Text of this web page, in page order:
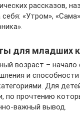
рассказов,
«Утром»,
для младших
возраст – начало
и
Для
по прочтению
важный вывод.